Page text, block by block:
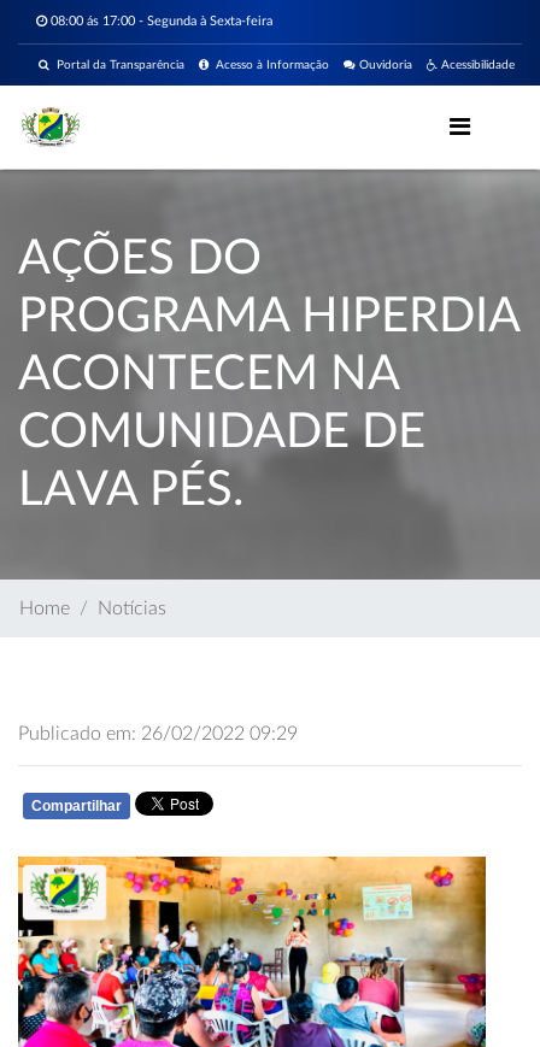
08:00 ás 17:00 - Segunda à Sexta-feira
Acessibilidade
Ouvidoria
Acesso à Informação
Portal da Transparência
AÇÕES DO
PROGRAMA HIPERDIA
ACONTECEM NA
COMUNIDADE DE
LAVA PÉS.
Home Notícias
Publicado em: 26/02/2022 09:29
Compartilhar